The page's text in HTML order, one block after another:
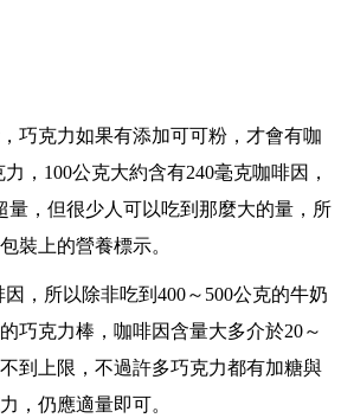
巧克力如果有添加可可粉，才會有咖
，100公克大約含有240毫克咖啡因，
量，但很少人可以吃到那麼大的量，所
裝上的營養標示。
，所以除非吃到400～500公克的牛奶
巧克力棒，咖啡因含量大多介於20～
到上限，不過許多巧克力都有加糖與
，仍應適量即可。